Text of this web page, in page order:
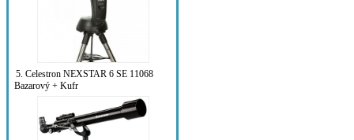
5. Celestron NEXSTAR 6 SE 11068
Bazarový + Kufr